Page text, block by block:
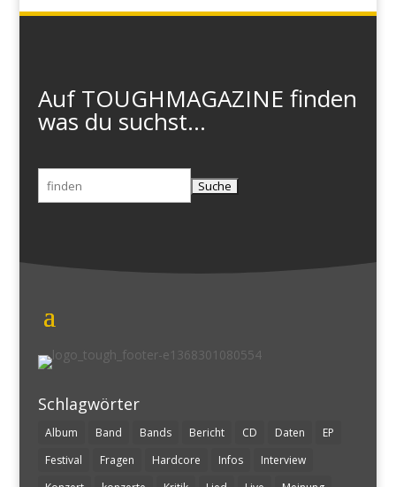
Auf TOUGHMAGAZINE finden
was du suchst...
Suchen
nach:
Schlagwörter
Album Band Bands Bericht CD Daten
EP
Festival
Fragen Hardcore Infos
Interview